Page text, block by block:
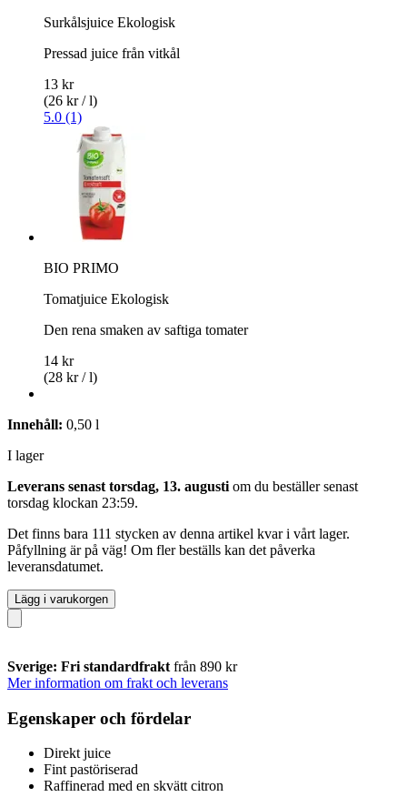
Surkålsjuice Ekologisk
Pressad juice från vitkål
13 kr
(26 kr / l)
5.0 (1)
BIO PRIMO
Tomatjuice Ekologisk
Den rena smaken av saftiga tomater
14 kr
(28 kr / l)
Innehåll: 0,50 l
I lager
Leverans senast torsdag, 13. augusti om du beställer senast
torsdag klockan 23:59.
Det finns bara 111 stycken av denna artikel kvar i vårt lager.
Påfyllning är på väg! Om fler beställs kan det påverka
leveransdatumet.
Lägg i varukorgen
Sverige: Fri standardfrakt från 890 kr
Mer information om frakt och leverans
Egenskaper och fördelar
Direkt juice
Fint pastöriserad
Raffinerad med en skvätt citron